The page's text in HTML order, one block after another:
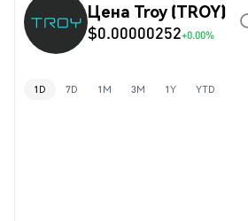
Цена Troy (TROY)
$0.00000252+0.00%
1D 7D 1M 3M 1Y YTD